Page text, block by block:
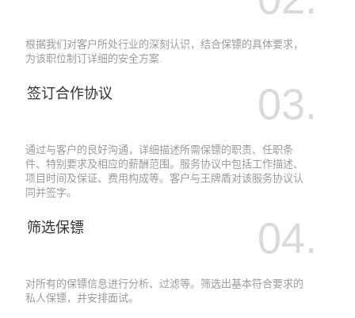
根据我们对客户所处行业的深刻认识，结合保镖的具体要求，
为该职位制订详细的安全方案.
签订合作协议 03.
通过与客户的良好沟通，详细描述所需保镖的职责、任职条
件、特别要求及相应的薪酬范围。服务协议中包括工作描述、
项目时间及保证、费用构成等。客户与王牌盾对该服务协议认
同并签字。
筛选保镖 04.
对所有的保镖信息进行分析、过滤等。筛选出基本符合要求的
私人保镖，并安排面试。